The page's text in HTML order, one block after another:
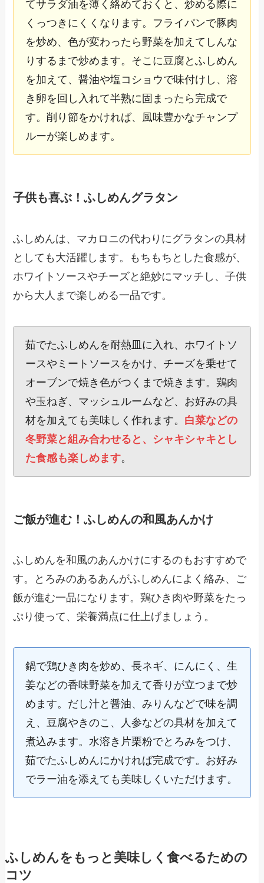
てサラダ油を薄く絡めておくと、炒める際に
くっつきにくくなります。フライパンで豚肉
を炒め、色が変わったら野菜を加えてしんな
りするまで炒めます。そこに豆腐とふしめん
を加えて、醤油や塩コショウで味付けし、溶
き卵を回し入れて半熟に固まったら完成で
す。削り節をかければ、風味豊かなチャンプ
ルーが楽しめます。
子供も喜ぶ！ふしめんグラタン
ふしめんは、マカロニの代わりにグラタンの具材
としても大活躍します。もちもちとした食感が、
ホワイトソースやチーズと絶妙にマッチし、子供
から大人まで楽しめる一品です。
茹でたふしめんを耐熱皿に入れ、ホワイトソ
ースやミートソースをかけ、チーズを乗せて
オーブンで焼き色がつくまで焼きます。鶏肉
や玉ねぎ、マッシュルームなど、お好みの具
材を加えても美味しく作れます。 白菜などの
冬野菜と組み合わせると、シャキシャキとし
た食感も楽しめます。
ご飯が進む！ふしめんの和風あんかけ
ふしめんを和風のあんかけにするのもおすすめで
す。とろみのあるあんがふしめんによく絡み、ご
飯が進む一品になります。鶏ひき肉や野菜をたっ
ぷり使って、栄養満点に仕上げましょう。
鍋で鶏ひき肉を炒め、長ネギ、にんにく、生
姜などの香味野菜を加えて香りが立つまで炒
めます。だし汁と醤油、みりんなどで味を調
え、豆腐やきのこ、人参などの具材を加えて
煮込みます。水溶き片栗粉でとろみをつけ、
茹でたふしめんにかければ完成です。お好み
でラー油を添えても美味しくいただけます。
ふしめんをもっと美味しく食べるための
コツ